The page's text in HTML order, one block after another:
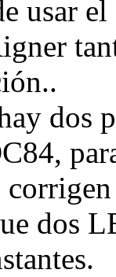
usar
dos
dos